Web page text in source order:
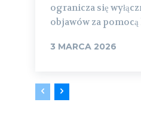
ogranicza się
objawów za pomocą
3 MARCA 2026